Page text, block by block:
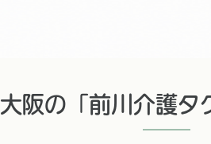
大阪の「前川介護タ